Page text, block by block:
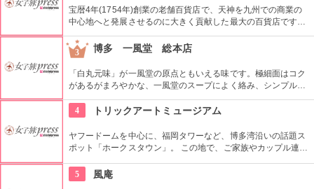
宝暦4年(1754年)創業の老舗百貨店で、天神を九州での商業の
中心地へと発展させるのに大きく貢献した最大の百貨店です。
地元、博多や九州自慢の美味しい食材はもちろん、全国から 特
別に集めた、土地柄や季節を感じさせる商品を積極的に紹介し
ている。
3 博多 一風堂 総本店
「白丸元味」が一風堂の原点ともいえる味です。極細面はコク
があるがまろやかな、一風堂のスープによく絡み、シンプルか
つ深い味わいです。白丸をベースに、豚骨のコクと風味をさら
にこだわった、「赤丸新味」も人気の一品です。
4 トリックアートミュージアム
ヤフードームを中心に、福岡タワーなど、博多湾沿いの話題ス
ポット「ホークスタウン」。 この地で、ご家族やカップル連れ
アート・ミュージアム」。 1枚の平面のユーモアあふれる絵の
前に立つと、あたかも違った空間に誘ってくれる不思議な美術
5 風庵